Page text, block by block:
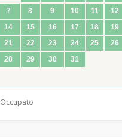
7 8 9 10 11
12
14 15 16 17 18
19
21 22 23 24 25
26
28 29 30 31
Occupato